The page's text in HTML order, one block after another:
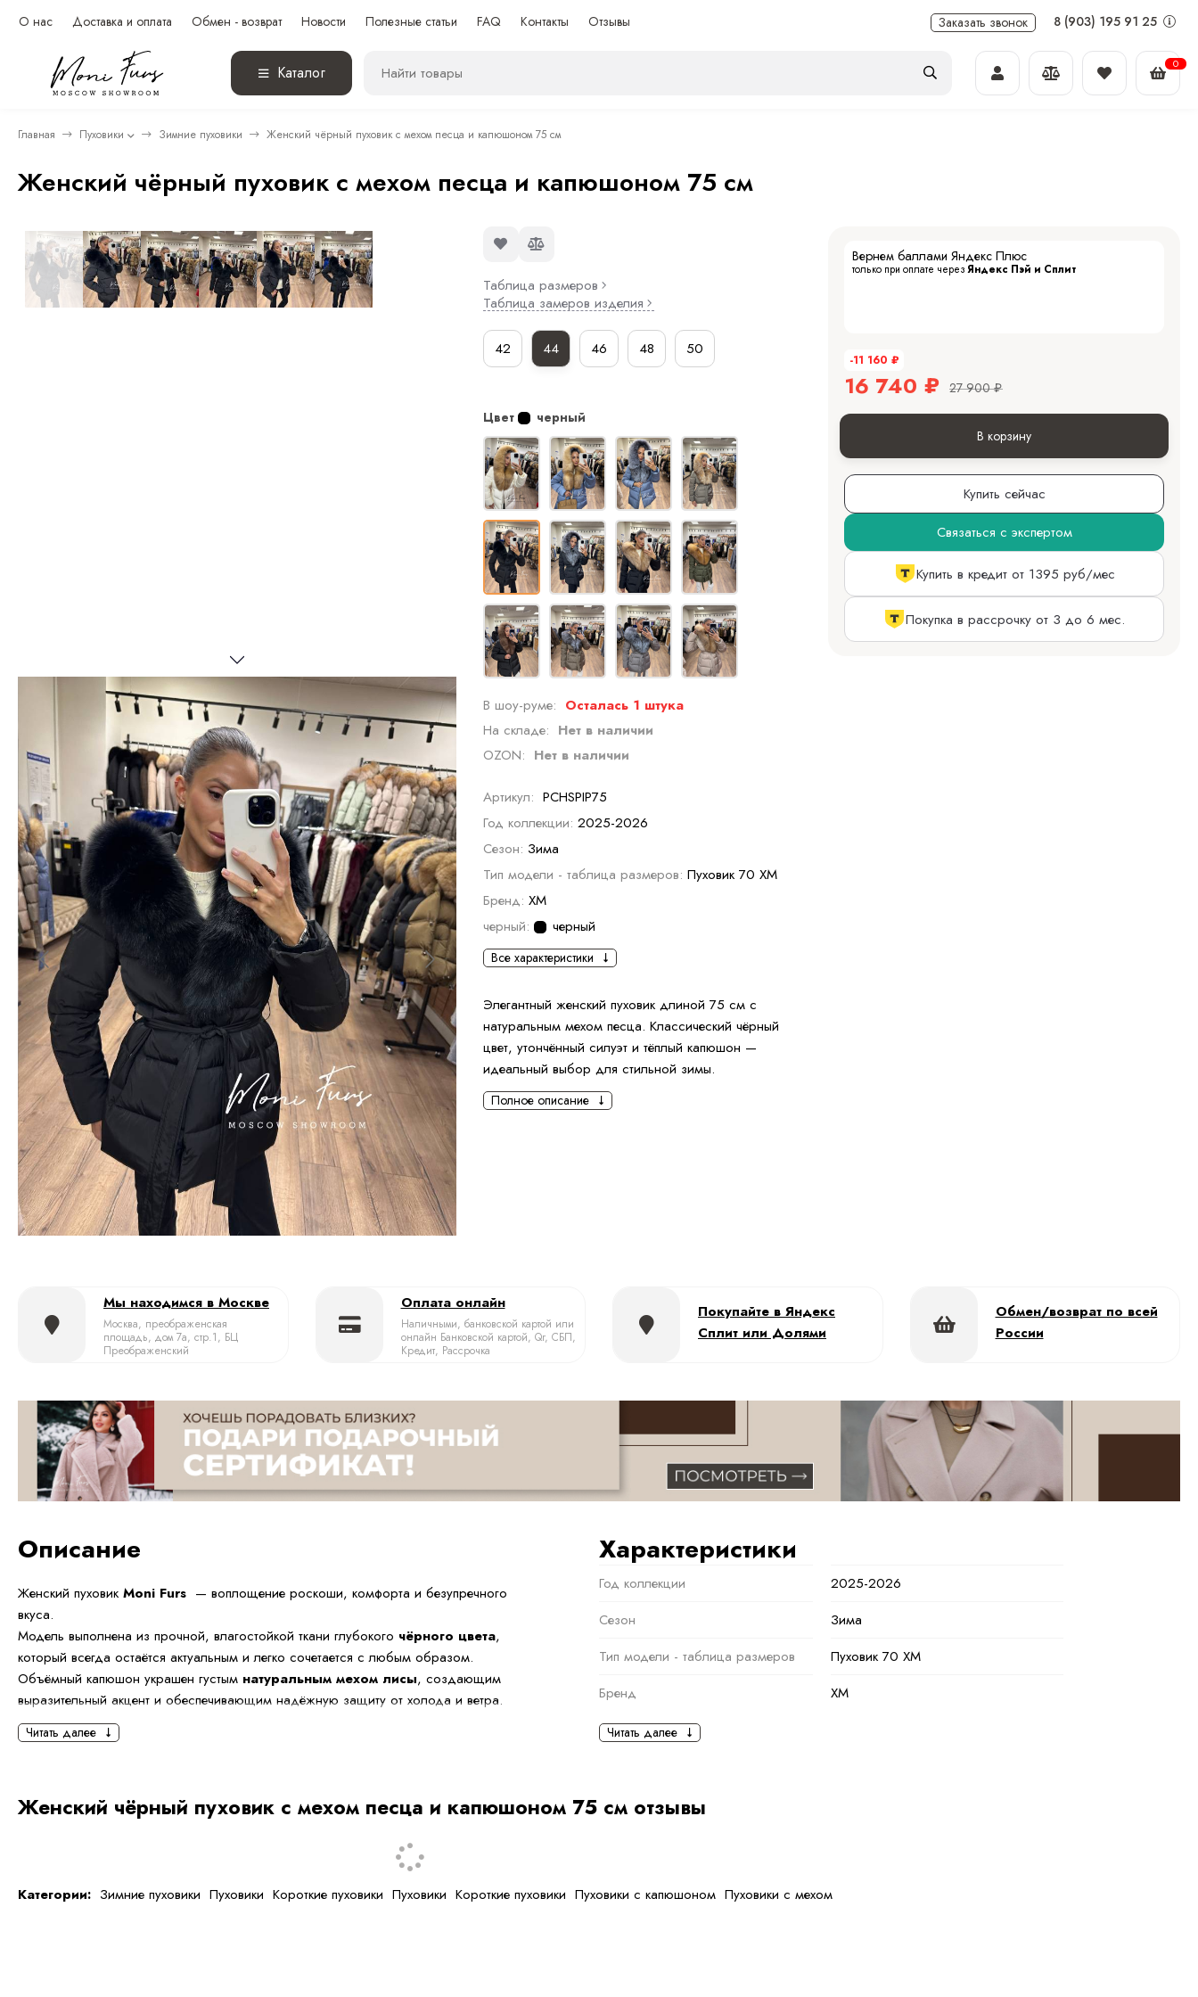
О нас Доставка и оплата Обмен - возврат Новости Полезные статьи FAQ Контакты Отзывы Заказать звонок 8 (903) 195 91 25
Каталог 0
Главная Пуховики Зимние пуховики Женский чёрный пуховик с мехом песца и капюшоном 75 см
Женский чёрный пуховик с мехом песца и капюшоном 75 см
Таблица размеров
Таблица замеров изделия
42 44 46 48 50
Цвет черный
В шоу-руме: Осталась 1 штука
На складе: Нет в наличии
OZON: Нет в наличии
Артикул: PCHSPIP75
Год коллекции: 2025-2026
Сезон: Зима
Тип модели - таблица размеров: Пуховик 70 ХМ
Бренд: XM
черный:
черный
Все характеристики
Элегантный женский пуховик длиной 75 см с
натуральным мехом песца. Классический чёрный
цвет, утончённый силуэт и тёплый капюшон —
идеальный выбор для стильной зимы.
Полное описание
Вернем баллами Яндекс Плюс
только при оплате черезЯндекс Пэй и Сплит
-11 160 ₽
16 740 ₽ 27 900 ₽
В корзину
Купить сейчас
Связаться с экспертом
Купить в кредит от 1395 руб/мес
Покупка в рассрочку от 3 до 6 мес.
Мы находимся в Москве
Москва, преображенская
площадь, дом 7а, стр.1, БЦ
Преображенский
Оплата онлайн
Наличными, банковской картой или
онлайн Банковской картой, Qr, СБП,
Кредит, Рассрочка
Покупайте в Яндекс
Сплит или Долями
Обмен/возврат по всей
России
Описание
Женский пуховик Moni Furs — воплощение роскоши, комфорта и безупречного
вкуса.
Модель выполнена из прочной, влагостойкой ткани глубокого чёрного цвета,
который всегда остаётся актуальным и легко сочетается с любым образом.
Объёмный капюшон украшен густым натуральным мехом лисы, создающим
выразительный акцент и обеспечивающим надёжную защиту от холода и ветра.
Длина75 смделает модель универсальной — пуховик комфортен в движении,
Пояс на талии подчёркивает женственный силуэт, а лёгкий пуховой утеплитель
сохраняет тепло без утяжеления.
Цвет: чёрный
Читать далее
Характеристики
Год коллекции
2025-2026
Сезон
Зима
Тип модели - таблица размеров
Пуховик 70 ХМ
Бренд
XM
Основная информация
Ткань
Читать далее
Женский чёрный пуховик с мехом песца и капюшоном 75 см отзывы
Категории: Зимние пуховики Пуховики Короткие пуховики Пуховики Короткие пуховики Пуховики с капюшоном Пуховики с мехом